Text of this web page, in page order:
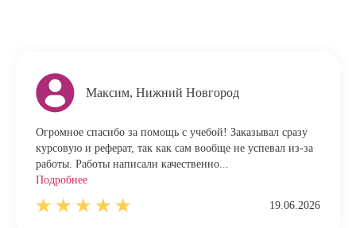
Максим, Нижний Новгород
Огромное спасибо за помощь с учебой! Заказывал сразу
курсовую и реферат, так как сам вообще не успевал из-за
работы. Работы написали качественно...
Подробнее
19.06.2026